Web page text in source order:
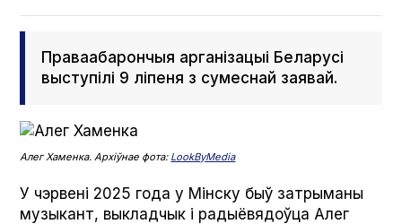
Праваабарончыя арганізацыі Беларусі
выступілі 9 ліпеня з сумеснай заявай.
Алег Хаменка. Архіўнае фота: Look­By­Media
У чэрвені 2025 года у Мінску быў затрыманы
музыкант, выкладчык і радыёвядоўца Алег